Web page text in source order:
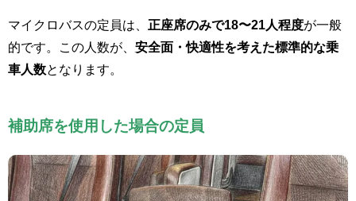
マイクロバスの定員は、 正座席のみで18〜21人程度が一般
的です。この人数が、 安全面・快適性を考えた標準的な乗
車人数となります。
補助席を使用した場合の定員